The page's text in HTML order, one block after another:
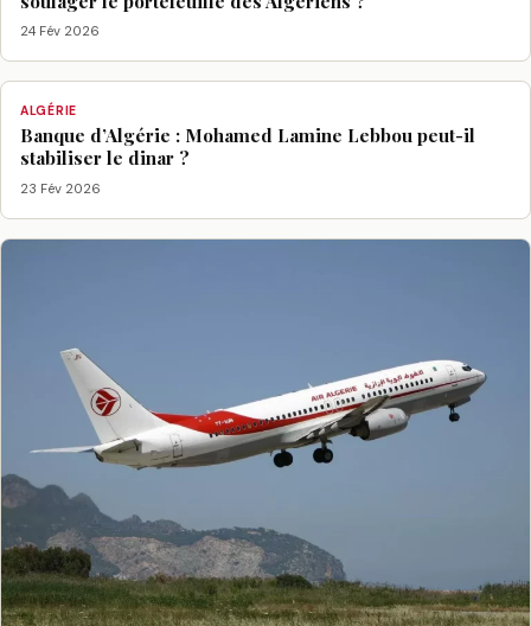
24 Fév 2026
ALGÉRIE
Banque d’Algérie : Mohamed Lamine Lebbou peut-il
stabiliser le dinar ?
23 Fév 2026